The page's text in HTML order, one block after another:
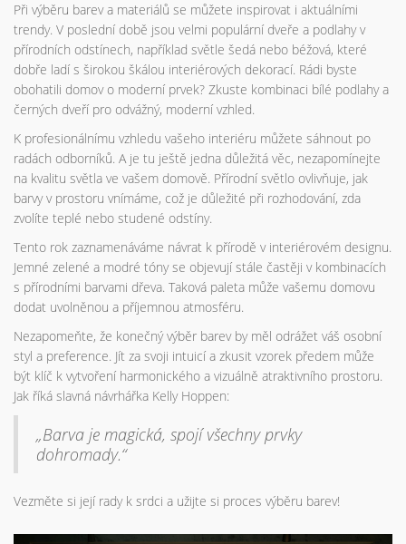
Při výběru barev a materiálů se můžete inspirovat i aktuálními
trendy. V poslední době jsou velmi populární dveře a podlahy v
přírodních odstínech, například světle šedá nebo béžová, které
dobře ladí s širokou škálou interiérových dekorací. Rádi byste
obohatili domov o moderní prvek? Zkuste kombinaci bílé podlahy a
černých dveří pro odvážný, moderní vzhled.
K profesionálnímu vzhledu vašeho interiéru můžete sáhnout po
radách odborníků. A je tu ještě jedna důležitá věc, nezapomínejte
na kvalitu světla ve vašem domově. Přírodní světlo ovlivňuje, jak
barvy v prostoru vnímáme, což je důležité při rozhodování, zda
zvolíte teplé nebo studené odstíny.
Tento rok zaznamenáváme návrat k přírodě v interiérovém designu.
Jemné zelené a modré tóny se objevují stále častěji v kombinacích
s přírodními barvami dřeva. Taková paleta může vašemu domovu
dodat uvolněnou a příjemnou atmosféru.
Nezapomeňte, že konečný výběr barev by měl odrážet váš osobní
styl a preference. Jít za svoji intuicí a zkusit vzorek předem může
být klíč k vytvoření harmonického a vizuálně atraktivního prostoru.
Jak říká slavná návrhářka Kelly Hoppen:
„Barva je magická, spojí všechny prvky
dohromady.“
Vezměte si její rady k srdci a užijte si proces výběru barev!